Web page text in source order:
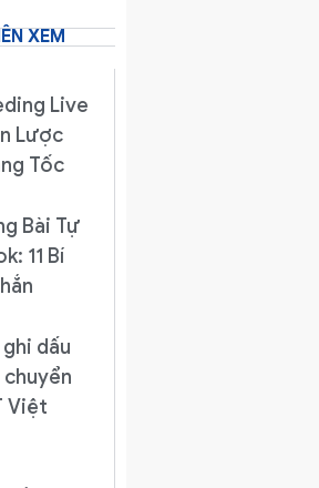
XEM
Live
Lược
Tốc
Bài Tự
11 Bí
dấu
Việt